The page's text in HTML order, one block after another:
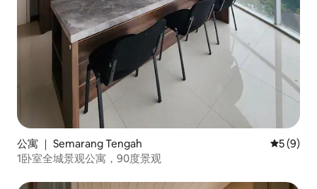
公寓 ｜ Semarang Tengah 平均评分
5 (9)
1卧室全城景观公寓，90度景观